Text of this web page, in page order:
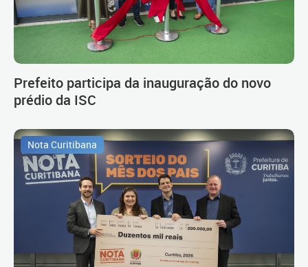
Prefeito participa da inauguração do novo
prédio da ISC
Nota Curitibana